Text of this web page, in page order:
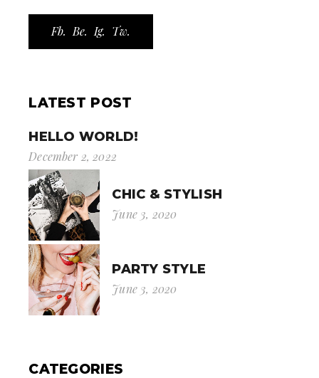
Fb. Be. Ig. Tw.
LATEST POST
HELLO WORLD!
December 2, 2022
CHIC & STYLISH
June 3, 2020
PARTY STYLE
June 3, 2020
CATEGORIES